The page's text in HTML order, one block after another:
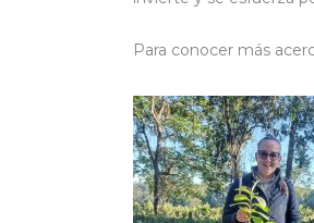
Para conocer más